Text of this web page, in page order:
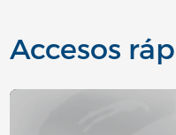
Accesos
Image